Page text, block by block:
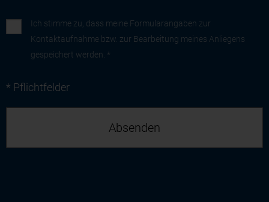
Ich stimme zu, dass meine Formularangaben zur
Kontaktaufnahme bzw. zur Bearbeitung meines Anliegens
gespeichert werden. *
* Pflichtfelder